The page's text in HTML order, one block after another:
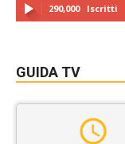
290,000 Iscritti
GUIDA TV